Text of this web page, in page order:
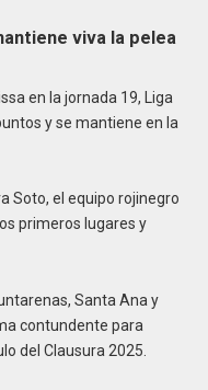
viva la pelea
en la jornada 19, Liga
y se mantiene en la
Soto, el equipo rojinegro
primeros lugares y
Santa Ana y
contundente para
del Clausura 2025.